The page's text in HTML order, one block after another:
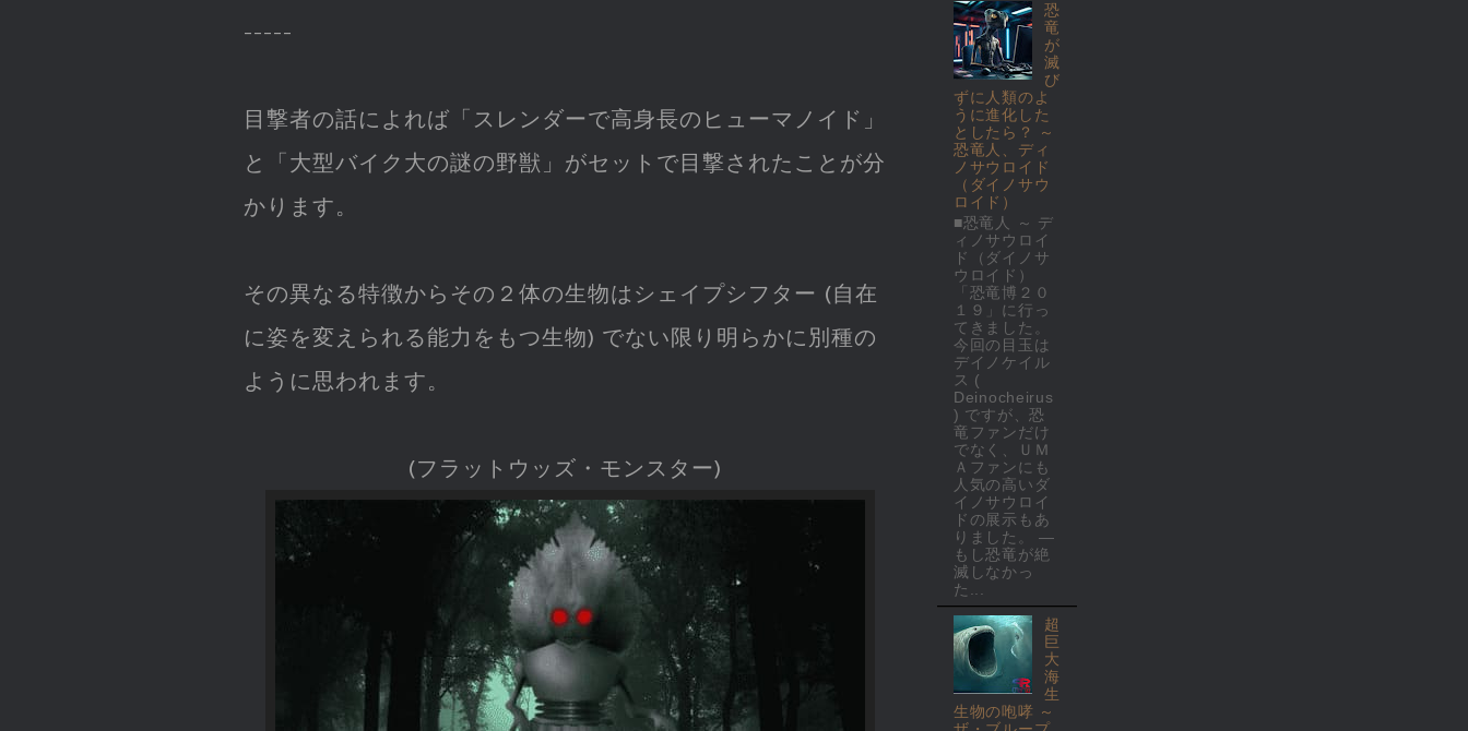
-----
目撃者の話によれば「スレンダーで高身長のヒューマノイド」
と「大型バイク大の謎の野獣」がセットで目撃されたことが分
かります。
その異なる特徴からその２体の生物はシェイプシフター (自在
に姿を変えられる能力をもつ生物) でない限り明らかに別種の
ように思われます。
(フラットウッズ・モンスター)
恐
竜
が
滅
び
ずに人類のよ
うに進化した
としたら？ ～
恐竜人、ディ
ノサウロイド
（ダイノサウ
ロイド）
■恐竜人 ～ デ
ィノサウロイ
ド（ダイノサ
ウロイド）
「恐竜博２０
１９」に行っ
てきました。
今回の目玉は
デイノケイル
ス (
Deinocheirus
) ですが、恐
竜ファンだけ
でなく、ＵＭ
Ａファンにも
人気の高いダ
イノサウロイ
ドの展示もあ
りました。 ―
もし恐竜が絶
滅しなかっ
た...
超
巨
大
海
生
生物の咆哮 ～